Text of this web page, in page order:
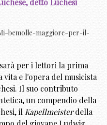
detto Luchesi
per i lettori la prima
e l'opera del musicista
Il suo contributo
un compendio della
il Kapellmeisterdella